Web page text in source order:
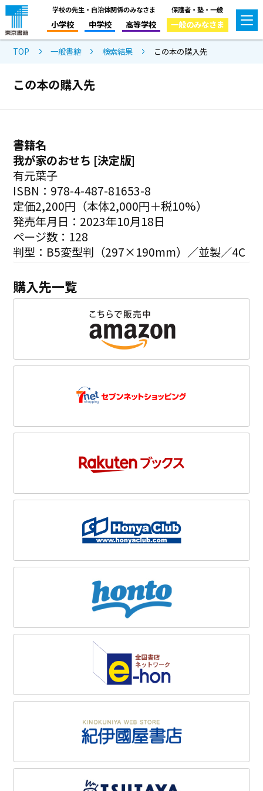
学校の先生・自治体関係のみなさま
小学校 中学校 高等学校
保護者・塾・一般
一般のみなさま
TOP 一般書籍 検索結果 この本の購入先
この本の購入先
書籍名
我が家のおせち [決定版]
有元葉子
ISBN：978-4-487-81653-8
定価2,200円（本体2,000円＋税10%）
発売年月日：2023年10月18日
ページ数：128
判型：B5変型判（297×190mm）／並製／4C
購入先一覧